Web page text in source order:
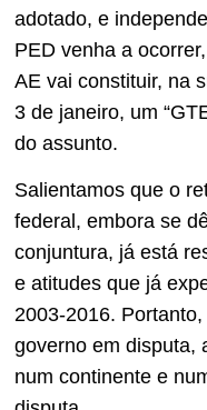
adotado, e
PED venha a
AE vai constituir, na
3 de janeiro, um
do assunto.
Salientamos que o
federal, embora se
conjuntura, já está
e atitudes que já
2003-2016.
governo em disputa,
num continente e